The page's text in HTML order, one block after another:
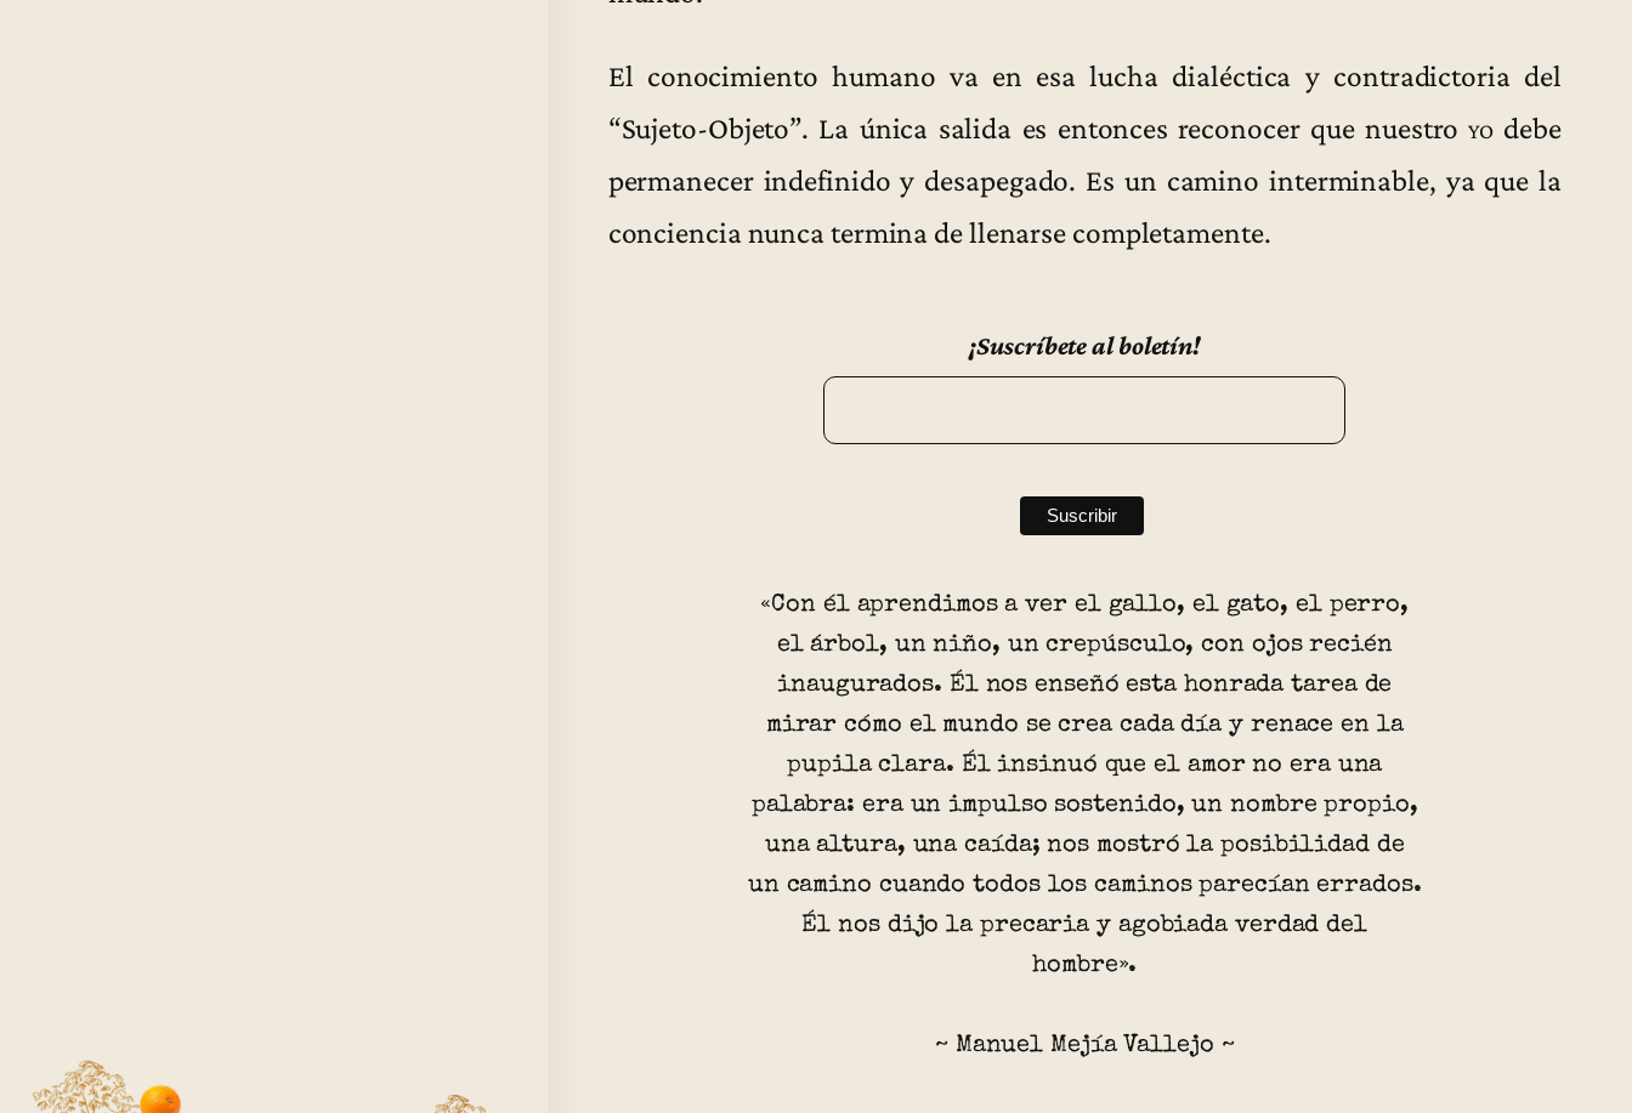
El conocimiento humano va en esa lucha dialéctica y contradictoria del
“Sujeto-Objeto”. La única salida es entonces reconocer que nuestro yodebe
permanecer indefinido y desapegado. Es un camino interminable, ya que la
conciencia nunca termina de llenarse completamente.
¡Suscríbete al boletín!
«Con él aprendimos a ver el gallo, el gato, el perro,
el árbol, un niño, un crepúsculo, con ojos recién
inaugurados. Él nos enseñó esta honrada tarea de
mirar cómo el mundo se crea cada día y renace en la
pupila clara. Él insinuó que el amor no era una
palabra: era un impulso sostenido, un nombre propio,
una altura, una caída; nos mostró la posibilidad de
un camino cuando todos los caminos parecían errados.
Él nos dijo la precaria y agobiada verdad del
hombre».
~ Manuel Mejía Vallejo ~